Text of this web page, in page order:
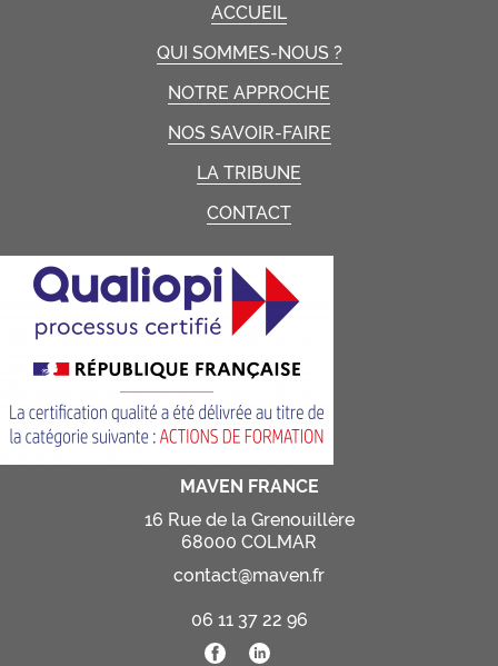
ACCUEIL
QUI SOMMES-NOUS ?
NOTRE APPROCHE
NOS SAVOIR-FAIRE
LA TRIBUNE
CONTACT
MAVEN FRANCE
16 Rue de la Grenouillère
68000 COLMAR
contact@maven.fr
06 11 37 22 96